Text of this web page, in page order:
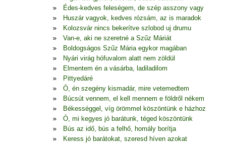
Édes-kedves feleségem, de szép asszony vagy
Huszár vagyok, kedves rózsám, az is maradok
Kolozsvár nincs bekerítve szlobod uj drumu
Van-e, aki ne szeretné a Szűz Máriát
Boldogságos Szűz Mária egykor magában
Nyári virág hófuvalom alatt nem zöldül
Elmentem én a vásárba, ladiladilom
Pittyedáré
Ó, én szegény kismadár, mire vetemedtem
Búcsút vennem, el kell mennem e földről nékem
Békességgel, víg örömmel köszöntünk e házhoz
Ó, mi kegyes jó barátunk, téged köszöntünk
Bús az idő, bús a felhő, homály borítja
Keress jó barátokat, szeresd híven azokat